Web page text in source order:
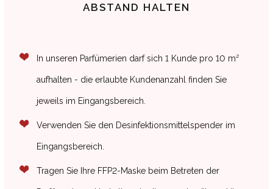
ABSTAND HALTEN
In unseren Parfümerien darf sich1 Kunde pro10 m²
aufhalten - die erlaubte Kundenanzahl finden Sie
jeweils im Eingangsbereich.
Verwenden Sie den Desinfektionsmittelspender im
Eingangsbereich
Tragen Sie Ihre FFP2-Maske beim Betreten der